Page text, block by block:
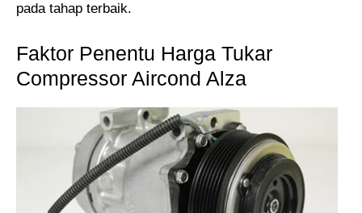
pada tahap terbaik.
Faktor Penentu Harga Tukar
Compressor Aircond Alza